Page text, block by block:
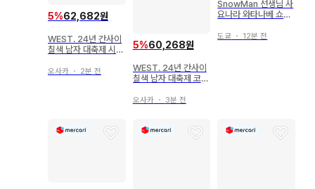
5%62,682원
WEST. 24년 간사이
칠색 남자 대축제 시게
간사이 칠색 남자 대축
오사카 ・ 2분 전
5%60,268원
WEST. 24년 간사이
칠색 남자 대축제 코타
사이 칠색 남자 대축제
오사카・ 3분 전
SnowMan 선생님 사
요나라 와타나베 쇼타
도쿄 ・ 12분 전